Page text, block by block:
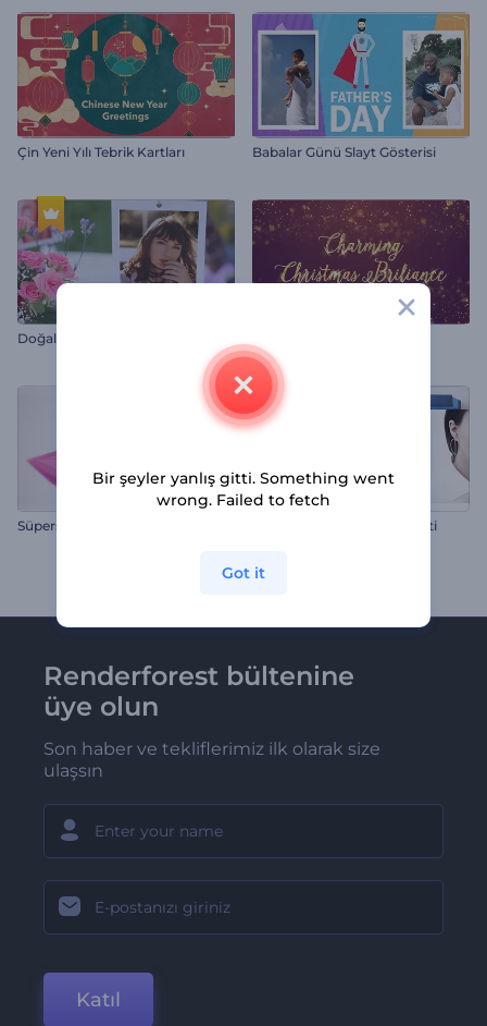
Çin Yeni Yılı Tebrik Kartları Babalar Günü Slayt Gösterisi
Doğal Güzellik Slayt Gösterisi
Süperstar Reklamı Sade Minimal Tanıtım Paketi
Renderforest bültenine
üye olun
Son haber ve tekliflerimiz ilk olarak size
ulaşsın
Katıl
Bir şeyler yanlış gitti. Something went
wrong. Failed to fetch
Got it